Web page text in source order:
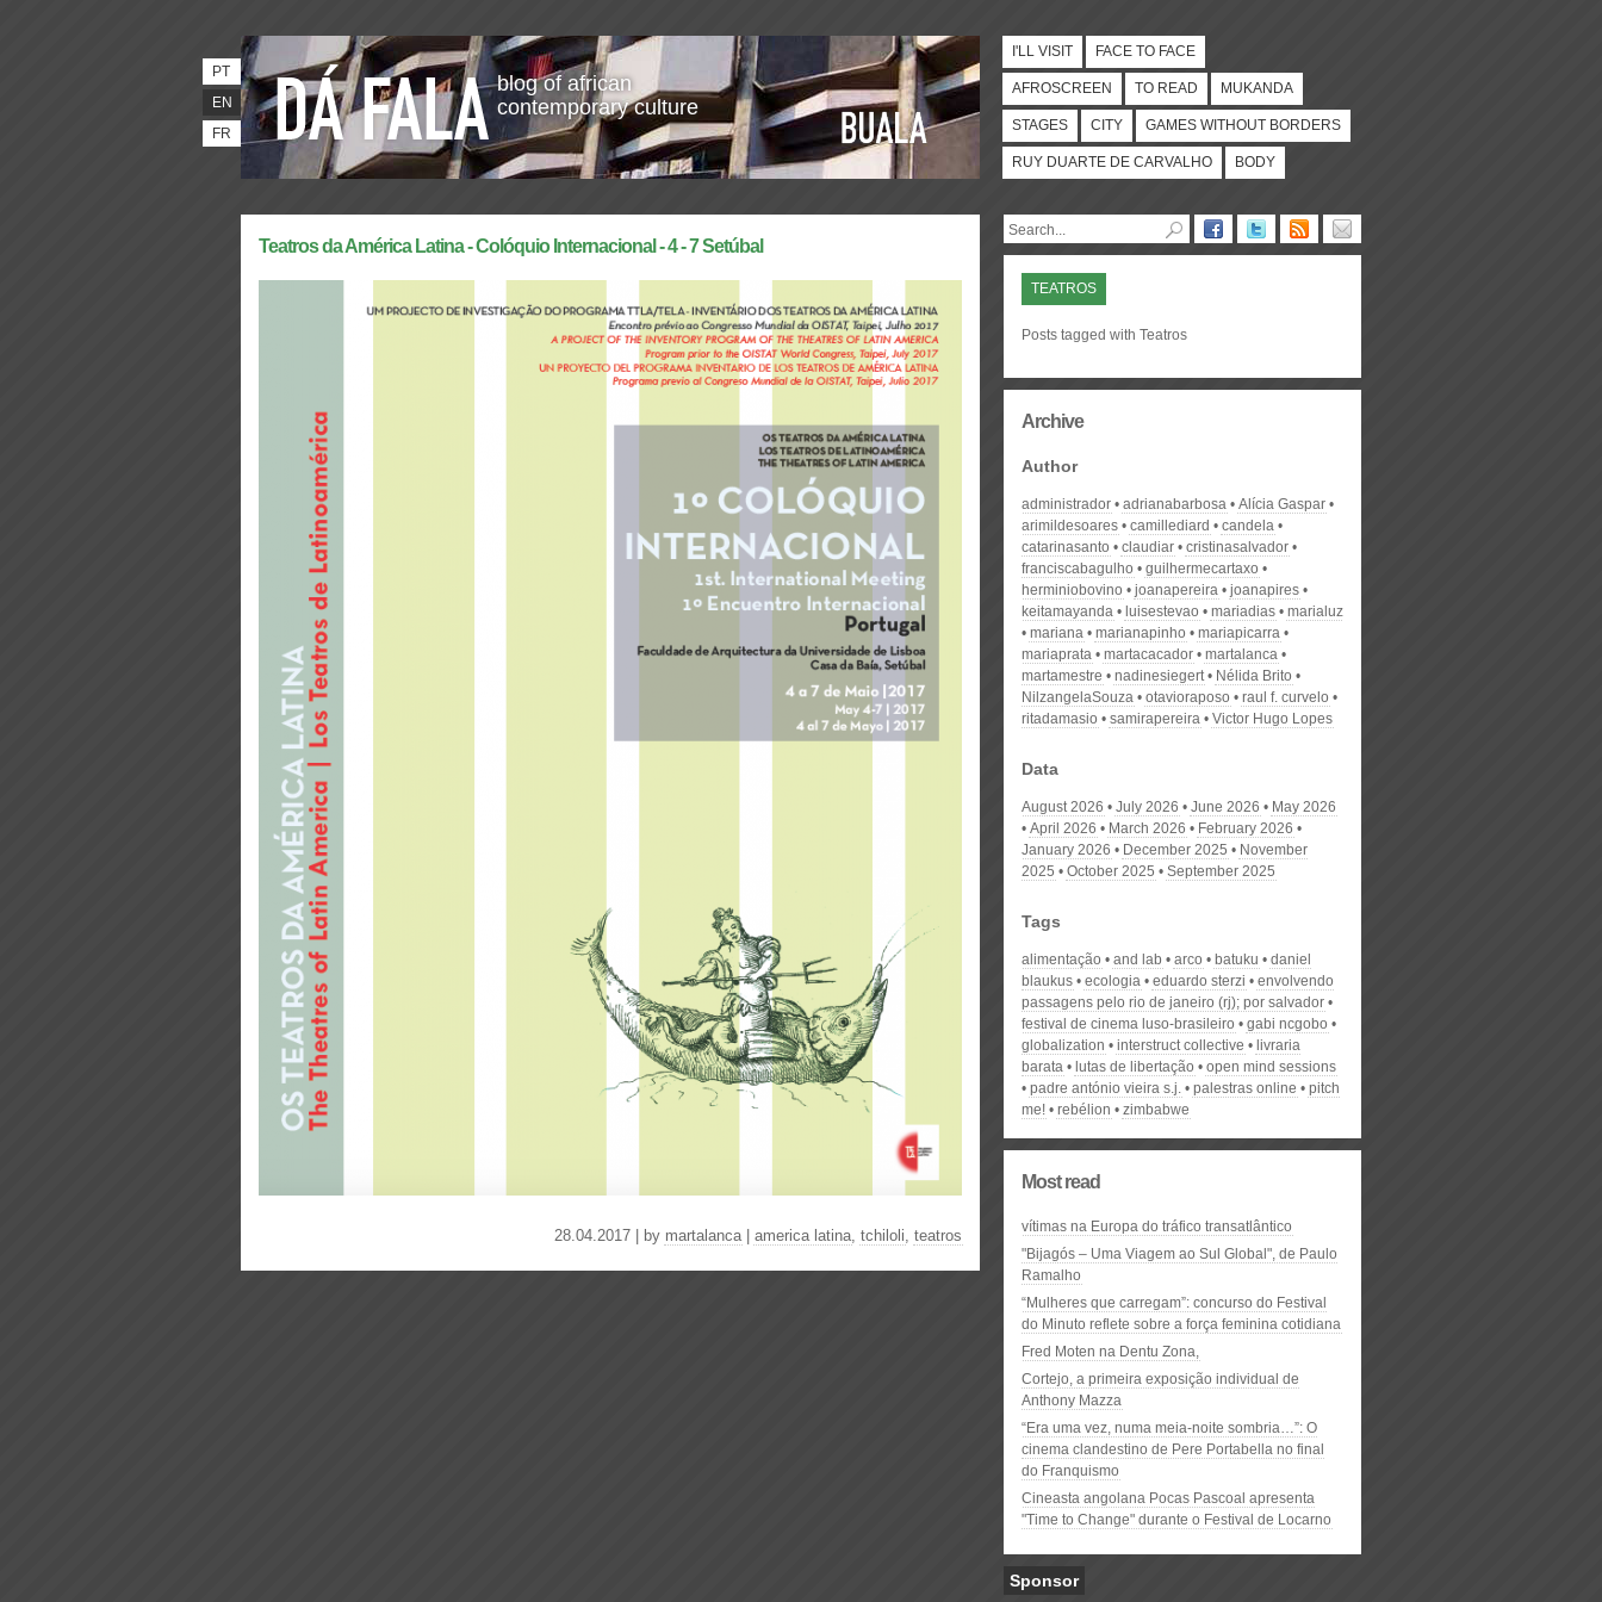
blog of african
contemporary culture
PT
EN
FR
I'LL VISIT FACE TO FACE
AFROSCREEN TO READ MUKANDA
STAGES CITY GAMES WITHOUT BORDERS
RUY DUARTE DE CARVALHO BODY
Teatros da América Latina - Colóquio Internacional - 4 - 7 Setúbal
28.04.2017 | by martalanca| america latina, tchiloli, teatros
TEATROS
Posts tagged with Teatros
Archive
Author
administrador adrianabarbosa
Alícia Gaspar
arimildesoares
camillediard
candela
catarinasanto
claudiar
cristinasalvador
franciscabagulho
guilhermecartaxo
herminiobovino
joanapereira
joanapires
keitamayanda
luisestevao mariadias
marialuz
mariana
marianapinho
mariapicarra
mariaprata
martacacador
martalanca
martamestre
nadinesiegert
Nélida Brito
NilzangelaSouza
otavioraposo
raul f. curvelo
ritadamasio
samirapereira Victor Hugo Lopes
Data
August 2026 July 2026 June 2026
May 2026
April 2026
March 2026
February 2026
January 2026
December 2025
November
2025
October 2025 September 2025
Tags
alimentação and lab arco batuku
daniel
blaukus
ecologia eduardo sterzi
envolvendo
passagens pelo rio de janeiro (rj); por salvador
festival de cinema luso-brasileiro
gabi ncgobo
globalization
interstruct collective
livraria
barata
lutas de libertação
open mind sessions
padre antónio vieira s.j.
palestras online
pitch
me!
rebélion zimbabwe
Most read
vítimas na Europa do tráfico transatlântico
"Bijagós – Uma Viagem ao Sul Global", de Paulo
Ramalho
“Mulheres que carregam”: concurso do Festival
do Minuto reflete sobre a força feminina cotidiana
Fred Moten na Dentu Zona,
Cortejo, a primeira exposição individual de
Anthony Mazza
“Era uma vez, numa meia-noite sombria…”: O
cinema clandestino de Pere Portabella no final
do Franquismo
Cineasta angolana Pocas Pascoal apresenta
"Time to Change" durante o Festival de Locarno
Sponsor